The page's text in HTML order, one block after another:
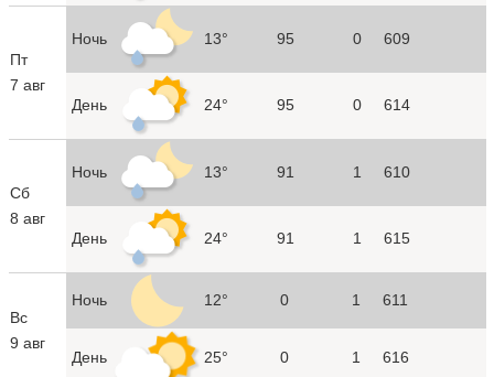
Пт
7 авг
Ночь 13° 95 0 609
День 24° 95 0 614
Сб
8 авг
Ночь 13° 91 1 610
День 24° 91 1 615
Вс
9 авг
Ночь 12° 0 1 611
День 25° 0 1 616